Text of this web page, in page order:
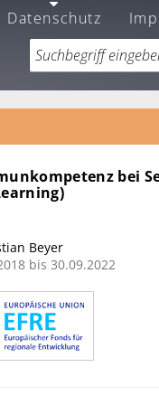
Datenschutz
bei
Beyer
bis 30.09.2022